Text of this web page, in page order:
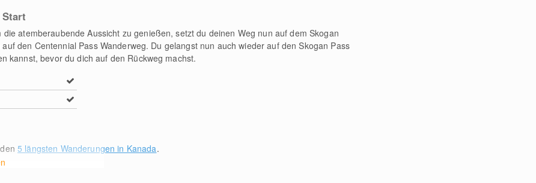
atemberaubende Aussicht zu genießen, setzt du deinen Weg nun auf dem Skogan
den Centennial Pass Wanderweg. Du gelangst nun auch wieder auf den Skogan Pass
kannst, bevor du dich auf den Rückweg machst.
den5 längsten Wanderungen in Kanada.